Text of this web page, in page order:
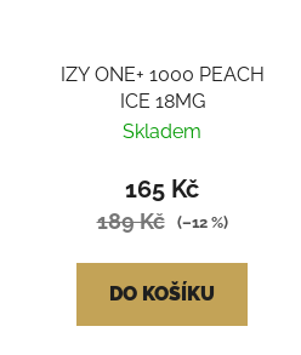
IZY ONE+ 1000 PEACH
ICE 18MG
Skladem
165 Kč
189 Kč (–12 %)
DO KOŠÍKU